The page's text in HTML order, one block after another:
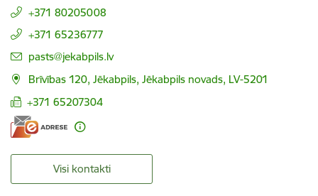
+371 80205008
+371 65236777
E-pasts:
pasts@jekabpils.lv
Brīvības 120, Jēkabpils, Jēkabpils novads, LV-5201
+371 65207304
Visi kontakti